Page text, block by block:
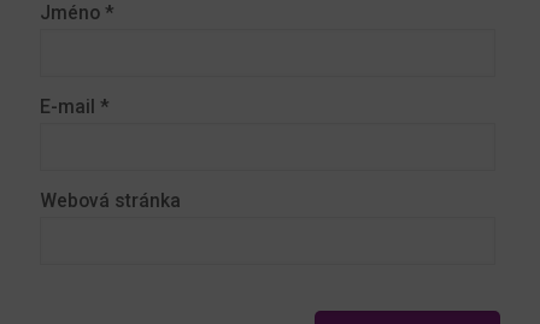
Jméno *
E-mail *
Webová stránka